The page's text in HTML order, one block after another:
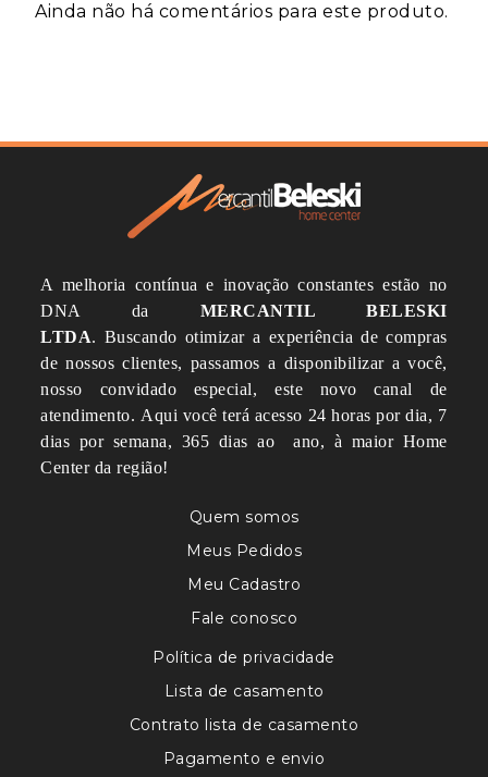
Ainda não há comentários para este produto.
A melhoria contínua e inovação constantes estão no
DNA da MERCANTIL BELESKI
LTDA. Buscando otimizar a experiência de compras
de nossos clientes, passamos a disponibilizar a você,
nosso convidado especial, este novo canal de
atendimento. Aqui você terá acesso 24 horas por dia, 7
dias por semana, 365 dias ao ano, à maior Home
Center da região!
Quem somos
Meus Pedidos
Meu Cadastro
Fale conosco
Política de privacidade
Lista de casamento
Contrato lista de casamento
Pagamento e envio